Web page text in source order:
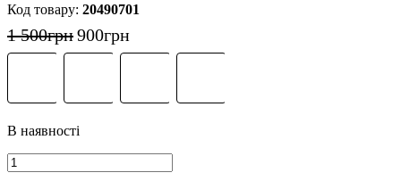
20490701
1 500грн900грн